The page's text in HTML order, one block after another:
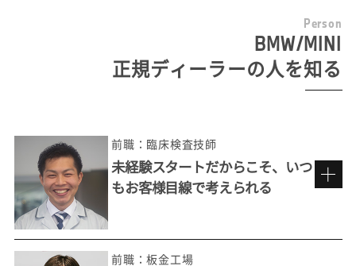
Person
BMW/MINI
正規ディーラーの人を知る
前職：臨床検査技師
未経験スタートだからこそ、いつ
もお客様目線で考えられる
前職：板金工場